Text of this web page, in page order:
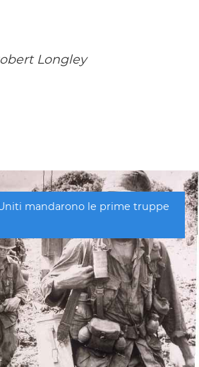
Longley
mandarono le prime truppe